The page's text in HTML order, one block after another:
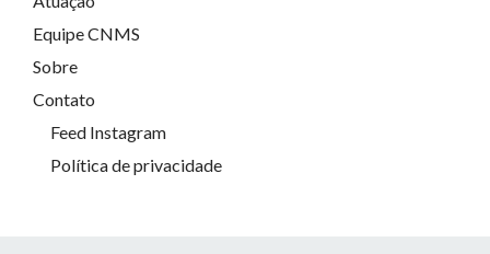
Equipe CNMS
Sobre
Contato
Feed Instagram
Política de privacidade